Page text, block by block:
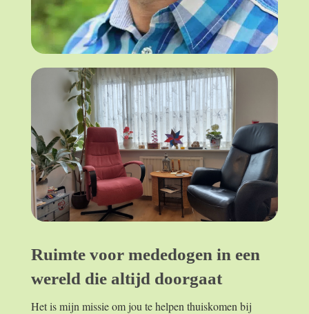
Ruimte voor mededogen in een
wereld die altijd doorgaat
Het is mijn missie om jou te helpen thuiskomen bij